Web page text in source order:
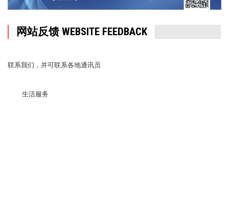
网站反馈 WEBSITE FEEDBACK
联系我们，并可联系各地通讯员